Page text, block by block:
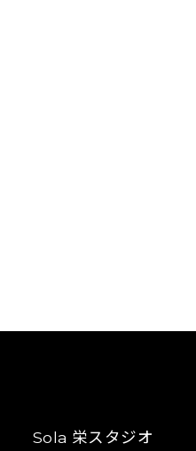
Sola 栄スタジオ